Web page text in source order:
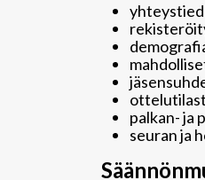
palkan- ja
seuran ja